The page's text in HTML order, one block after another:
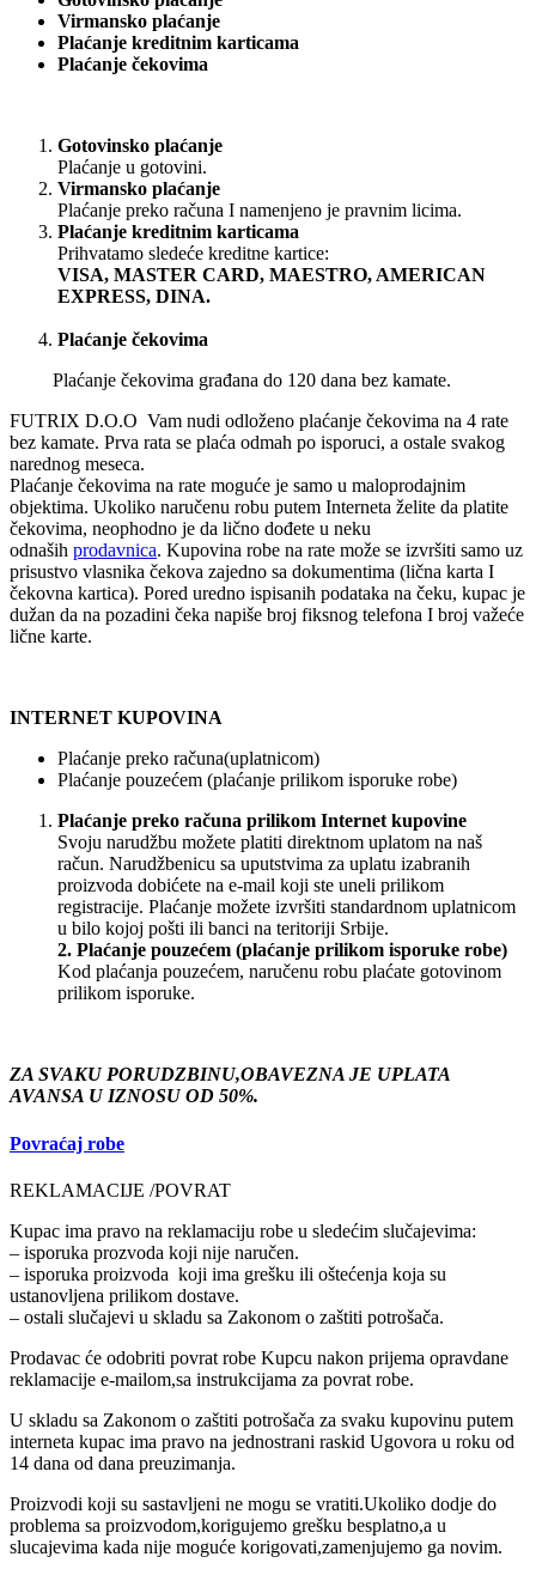
Virmansko plaćanje
Plaćanje kreditnim karticama
Plaćanje čekovima
Gotovinsko plaćanje
Plaćanje u gotovini.
Virmansko plaćanje
Plaćanje preko računa I namenjeno je pravnim licima.
Plaćanje kreditnim karticama
Prihvatamo sledeće kreditne kartice:
VISA, MASTER CARD, MAESTRO, AMERICAN
EXPRESS, DINA.
Plaćanje čekovima
Plaćanje čekovima građana do 120 dana bez kamate.
FUTRIX D.O.O Vam nudi odloženo plaćanje čekovima na 4 rate
bez kamate. Prva rata se plaća odmah po isporuci, a ostale svakog
narednog meseca.
Plaćanje čekovima na rate moguće je samo u maloprodajnim
objektima. Ukoliko naručenu robu putem Interneta želite da platite
čekovima, neophodno je da lično dođete u neku
odnaših prodavnica. Kupovina robe na rate može se izvršiti samo uz
prisustvo vlasnika čekova zajedno sa dokumentima (lična karta I
čekovna kartica). Pored uredno ispisanih podataka na čeku, kupac je
dužan da na pozadini čeka napiše broj fiksnog telefona I broj važeće
lične karte.
INTERNET KUPOVINA
Plaćanje preko računa(uplatnicom)
Plaćanje pouzećem (plaćanje prilikom isporuke robe)
Plaćanje preko računa prilikom Internet kupovine
Svoju narudžbu možete platiti direktnom uplatom na naš
račun. Narudžbenicu sa uputstvima za uplatu izabranih
proizvoda dobićete na e-mail koji ste uneli prilikom
registracije. Plaćanje možete izvršiti standardnom uplatnicom
u bilo kojoj pošti ili banci na teritoriji Srbije.
2. Plaćanje pouzećem (plaćanje prilikom isporuke robe)
Kod plaćanja pouzećem, naručenu robu plaćate gotovinom
prilikom isporuke.
ZA SVAKU PORUDZBINU,OBAVEZNA JE UPLATA
AVANSA U IZNOSU OD 50%.
Povraćaj robe
REKLAMACIJE /POVRAT
Kupac ima pravo na reklamaciju robe u sledećim slučajevima:
– isporuka prozvoda koji nije naručen.
– isporuka proizvoda koji ima grešku ili oštećenja koja su
ustanovljena prilikom dostave.
– ostali slučajevi u skladu sa Zakonom o zaštiti potrošača.
Prodavac će odobriti povrat robe Kupcu nakon prijema opravdane
reklamacije e-mailom,sa instrukcijama za povrat robe.
U skladu sa Zakonom o zaštiti potrošača za svaku kupovinu putem
interneta kupac ima pravo na jednostrani raskid Ugovora u roku od
14 dana od dana preuzimanja.
Proizvodi koji su sastavljeni ne mogu se vratiti.Ukoliko dodje do
problema sa proizvodom,korigujemo grešku besplatno,a u
slucajevima kada nije moguće korigovati,zamenjujemo ga novim.